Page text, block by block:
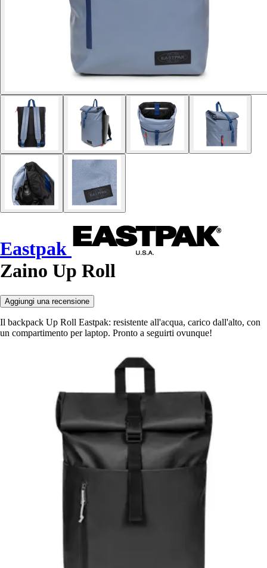
Eastpak
Zaino Up Roll
Aggiungi una recensione
Il backpack Up Roll Eastpak: resistente all'acqua, carico dall'alto, con
un compartimento per laptop. Pronto a seguirti ovunque!